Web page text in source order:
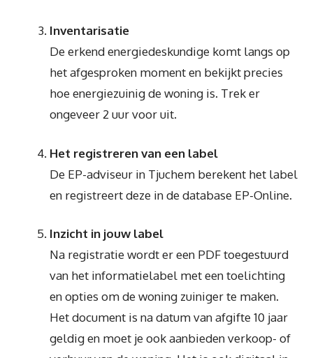
Inventarisatie
De erkend energiedeskundige komt langs op
het afgesproken moment en bekijkt precies
hoe energiezuinig de woning is. Trek er
ongeveer 2 uur voor uit.
Het registreren van een label
De EP-adviseur in Tjuchem berekent het label
en registreert deze in de database EP-Online.
Inzicht in jouw label
Na registratie wordt er een PDF toegestuurd
van het informatielabel met een toelichting
en opties om de woning zuiniger te maken.
Het document is na datum van afgifte 10 jaar
geldig en moet je ook aanbieden verkoop- of